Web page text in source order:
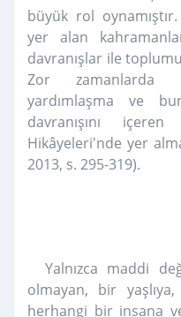
büyük rol
yer alan
davranışlar ile
Zor zamanlarda
yardımlaşma ve
davranışını
Hikâyeleri'nde yer
2013, s. 295-319).
Yalnızca maddi
olmayan, bir
herhangi bir insana